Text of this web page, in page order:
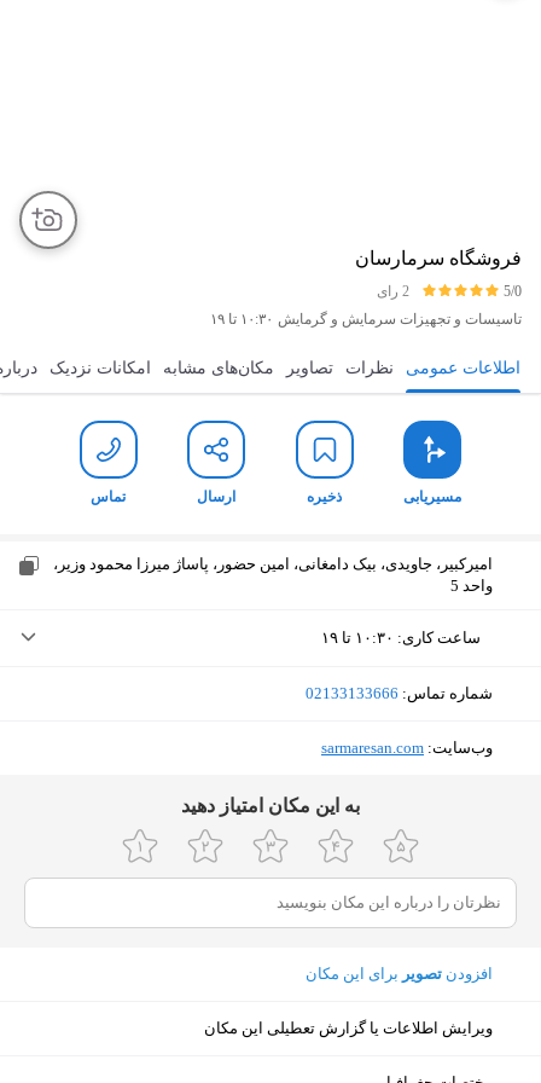
فروشگاه سرمارسان
5/0
2 رای
تاسیسات و تجهیزات سرمایش و گرمایش ۱۰:۳۰ تا ۱۹
مسیریابی ذخیره ارسال تماس اطلاعات عمومی نظرات تصاویر مکان‌های مشابه امکانات نزدیک
مسیریابی ذخیره ارسال تماس
امیرکبیر، جاویدی، بیک دامغانی، امین حضور، پاساژ میرزا محمود وزیر،
واحد 5
ساعت کاری: ۱۰:۳۰ تا ۱۹
چهارشنبه ۱۰:۳۰ تا ۱۹
جمعه
شماره تماس: ‎02133133666
وب‌سایت: ‎sarmaresan.com
ﺑﻪ اﯾﻦ ﻣﮑﺎن اﻣﺘﯿﺎز دﻫﯿﺪ
افزودن تصویر برای این مکان
ویرایش اطلاعات یا گزارش تعطیلی این مکان